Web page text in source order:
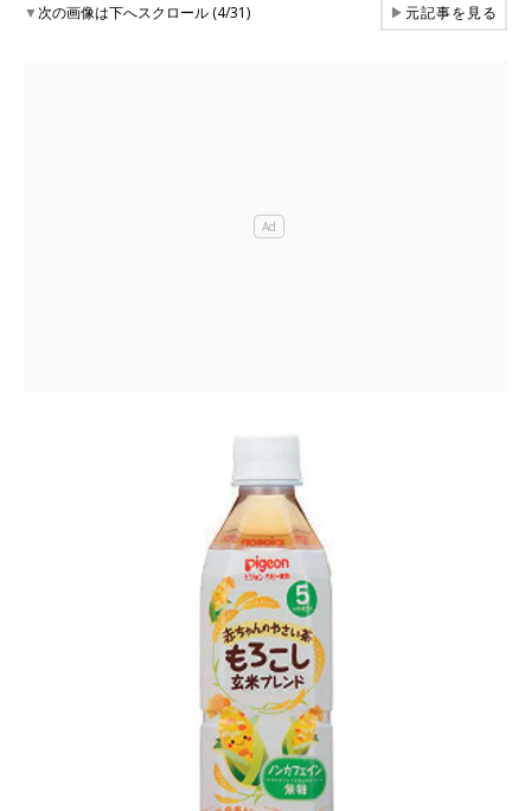
▼次の画像は下へスクロール (4/31) ▶元記事を見る